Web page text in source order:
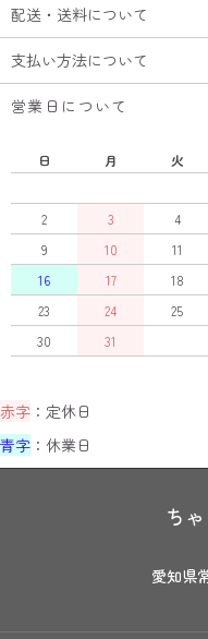
配送・送料について
支払い方法について
営業日について
日
月 火
2
3 4
9
10 11
16
17 18
23
24 25
30
31
赤字 ：定休日
青字 ：休業日
ち
愛知県